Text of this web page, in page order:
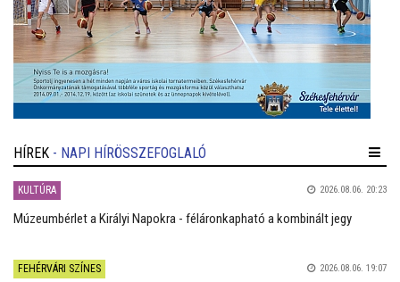
HÍREK - NAPI HÍRÖSSZEFOGLALÓ
KULTÚRA 2026.08.06. 20:23
Múzeumbérlet a Királyi Napokra - féláronkapható a kombinált jegy
FEHÉRVÁRI SZÍNES 2026.08.06. 19:07